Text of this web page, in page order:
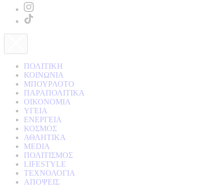
ΠΟΛΙΤΙΚΗ
ΚΟΙΝΩΝΙΑ
ΜΠΟΥΡΛΟΤΟ
ΠΑΡΑΠΟΛΙΤΙΚΑ
ΟΙΚΟΝΟΜΙΑ
ΥΓΕΙΑ
ΕΝΕΡΓΕΙΑ
ΚΟΣΜΟΣ
ΑΘΛΗΤΙΚΑ
MEDIA
ΠΟΛΙΤΙΣΜΟΣ
LIFESTYLE
ΤΕΧΝΟΛΟΓΙΑ
ΑΠΟΨΕΙΣ